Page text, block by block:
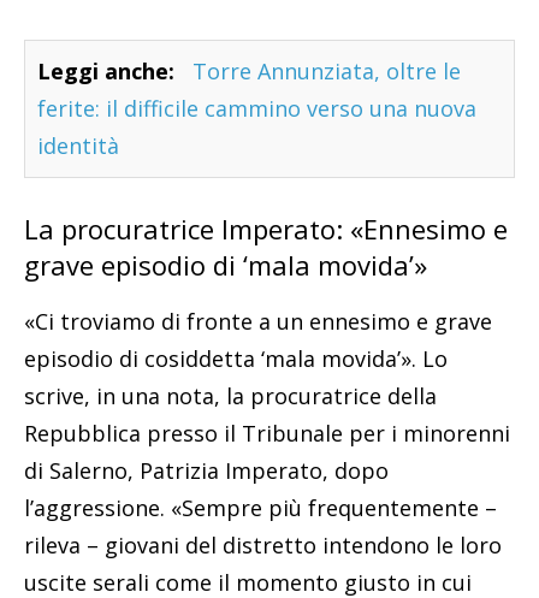
Leggi anche:
Torre Annunziata, oltre le
ferite: il difficile cammino verso una nuova
identità
La procuratrice Imperato: «Ennesimo e
grave episodio di ‘mala movida’»
«Ci troviamo di fronte a un ennesimo e grave
episodio di cosiddetta ‘mala movida’». Lo
scrive, in una nota, la procuratrice della
Repubblica presso il Tribunale per i minorenni
di Salerno, Patrizia Imperato, dopo
l’aggressione. «Sempre più frequentemente –
rileva – giovani del distretto intendono le loro
uscite serali come il momento giusto in cui